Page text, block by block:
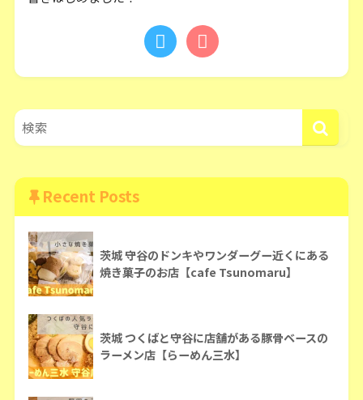
Recent Posts
茨城 守谷のドンキやワンダーグー近くにある
焼き菓子のお店【cafe Tsunomaru】
茨城 つくばと守谷に店舗がある豚骨ベースの
ラーメン店【らーめん三水】